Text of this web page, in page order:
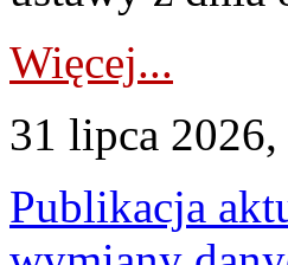
Więcej...
31 lipca
Publikacja